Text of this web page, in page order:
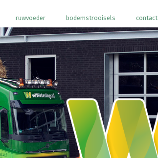
ruwvoeder bodemstrooisels contact